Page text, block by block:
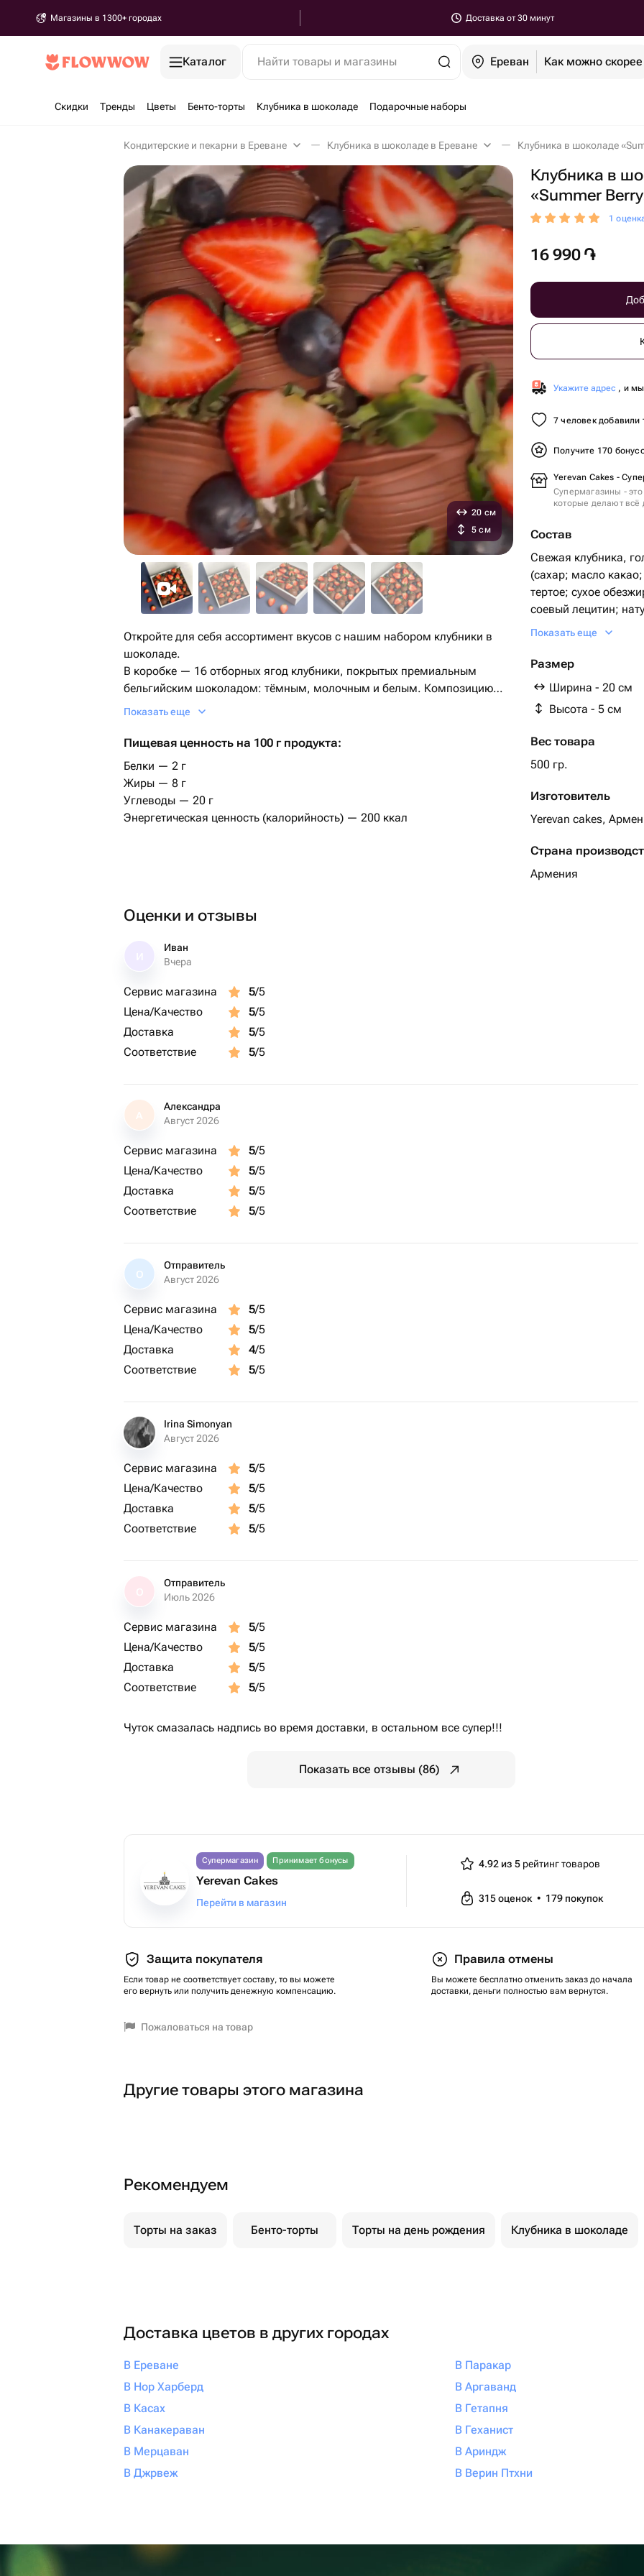
Магазины в 1300+ городах Доставка от 30 минут
Каталог Найти товары и магазины Ереван Как можно скорее
Скидки Тренды Цветы Бенто-торты Клубника в шоколаде Подарочные наборы
Кондитерские и пекарни в Ереване Клубника в шоколаде в Ереване Клубника в шоколаде
Клубника в
«Summer
1
16 990 ֏
Укажите адрес , и мы
7 человек добавили
Получите 170
Yerevan Cakes -
Супермагазины -
которые делают всё
Состав
Свежая клубника,
(сахар; масло
тертое; сухое
соевый лецитин;
ваниль).
Показать еще
Размер
Ширина - 20 см
Высота - 5 см
Вес товара
500 гр.
Изготовитель
Yerevan cakes,
Страна
Армения
20 см
5 см
Откройте для себя ассортимент вкусов с нашим набором клубники в
шоколаде.
В коробке — 16 отборных ягод клубники, покрытых премиальным
бельгийским шоколадом: тёмным, молочным и белым. Композицию
дополняют сублимированные ягоды, хрустящие орешки, яркие посыпки
Перед подачей: подержите при комнатной температуре 10 минут
Срок годности: 18 часов
Важно: коробка всегда заполняется полностью — оформление и
Показать еще
Пищевая ценность на 100 г продукта:
Белки — 2 г
Жиры — 8 г
Углеводы — 20 г
Энергетическая ценность (калорийность) — 200 ккал
Оценки и отзывы
Иван
Вчера
Сервис магазина 5/5
Цена/Качество
5/5
Доставка
5/5
Соответствие
5/5
А
Александра
Август 2026
Сервис магазина 5/5
Цена/Качество
5/5
Доставка
5/5
Соответствие
5/5
О
Отправитель
Август 2026
Сервис магазина 5/5
Цена/Качество
5/5
Доставка
4/5
Соответствие
5/5
Irina Simonyan
Август 2026
Сервис магазина 5/5
Цена/Качество
5/5
Доставка
5/5
Соответствие
5/5
Отправитель
Июль 2026
Сервис магазина 5/5
Цена/Качество
5/5
Доставка
5/5
Соответствие
5/5
Чуток смазалась надпись во время доставки, в остальном все супер!!!
Показать все отзывы (86)
Супермагазин Принимает бонусы
Yerevan Cakes
Перейти в магазин
4.92 из 5рейтинг товаров
315оценок • 179 покупок
Защита покупателя
Если товар не соответствует составу, то вы можете
его вернуть или получить денежную компенсацию.
Правила отмены
Вы можете бесплатно отменить заказ до начала
доставки, деньги полностью вам вернутся.
Пожаловаться на товар
Другие товары этого магазина
Рекомендуем
Торты на заказ Бенто-торты Торты на день рождения Клубника в шоколаде
Доставка цветов в других городах
В Ереване
В Нор Харберд
В Касах
В Канакераван
В Мерцаван
В Джрвеж
В Паракар
В Аргаванд
В Гетапня
В Геханист
В Ариндж
В Верин Птхни